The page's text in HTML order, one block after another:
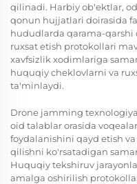
qilinadi. Harbiy ob'ektlar,
qonun hujjatlari doirasida
hududlarda qarama-qarshi
ruxsat etish protokollari
xavfsizlik xodimlariga
huquqiy cheklovlarni va
ta'minlaydi.
Drone jamming
oid talablar orasida
foydalanishini qayd etish
qilishni ko'rsatadigan
Huquqiy tekshiruv
amalga oshirilish